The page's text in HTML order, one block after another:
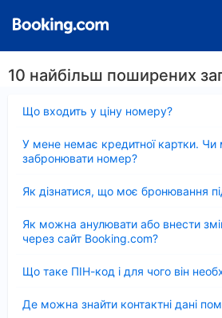
10 найбільш поширених
Що входить у ціну номеру?
У мене немає кредитної картки.
забронювати номер?
Як дізнатися, що моє бронювання
Як можна анулювати або внести
через сайт Booking.com?
Що таке ПІН-код і для чого він
Де можна знайти контактні дані